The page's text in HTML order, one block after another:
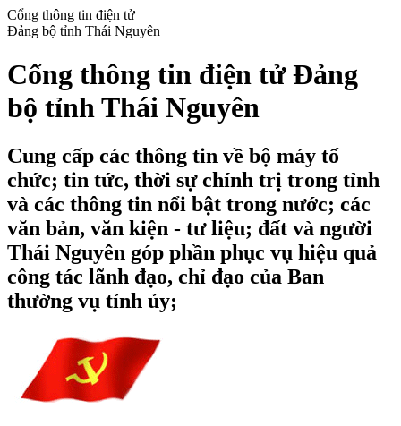
Cổng thông tin điện tử
Đảng bộ tỉnh Thái Nguyên
Cổng thông tin điện tử Đảng
bộ tỉnh Thái Nguyên
Cung cấp các thông tin về bộ máy tổ
chức; tin tức, thời sự chính trị trong tỉnh
và các thông tin nổi bật trong nước; các
văn bản, văn kiện - tư liệu; đất và người
Thái Nguyên góp phần phục vụ hiệu quả
công tác lãnh đạo, chỉ đạo của Ban
thường vụ tỉnh ủy;